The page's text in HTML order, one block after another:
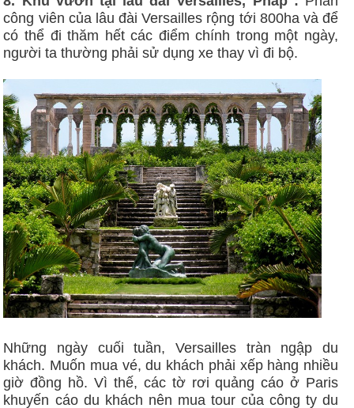
công viên của lâu đài Versailles rộng tới 800ha và để
có thể đi thăm hết các điểm chính trong một ngày,
người ta thường phải sử dụng xe thay vì đi bộ.
Những ngày cuối tuần, Versailles tràn ngập du
khách. Muốn mua vé, du khách phải xếp hàng nhiều
giờ đồng hồ. Vì thế, các tờ rơi quảng cáo ở Paris
khuyến cáo du khách nên mua tour của công ty du